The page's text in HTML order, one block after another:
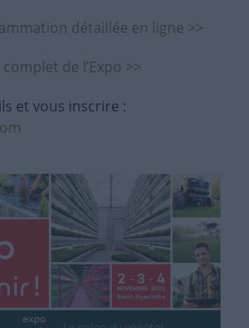
détaillée en ligne >>
de l’Expo >>
et vous inscrire :